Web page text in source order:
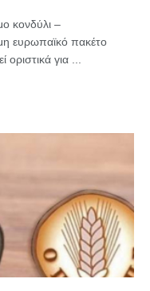
κονδύλι –
ευρωπαϊκό πακέτο
για ...